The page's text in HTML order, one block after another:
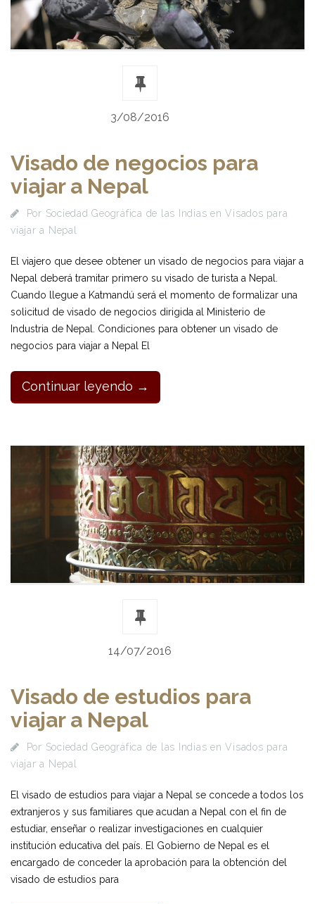
3/08/2016
Visado de negocios para
viajar a Nepal
Por Sociedad Geográfica de las Indias enVisados para
viajar a Nepal
El viajero que desee obtener un visado de negocios para viajar a
Nepal deberá tramitar primero su visado de turista a Nepal.
Cuando llegue a Katmandú será el momento de formalizar una
solicitud de visado de negocios dirigida al Ministerio de
Industria de Nepal. Condiciones para obtener un visado de
negocios para viajar a Nepal El
Continuar leyendo →
14/07/2016
Visado de estudios para
viajar a Nepal
Por Sociedad Geográfica de las Indias enVisados para
viajar a Nepal
El visado de estudios para viajar a Nepal se concede a todos los
extranjeros y sus familiares que acudan a Nepal con el fin de
estudiar, enseñar o realizar investigaciones en cualquier
institución educativa del país. El Gobierno de Nepal es el
encargado de conceder la aprobación para la obtención del
visado de estudios para